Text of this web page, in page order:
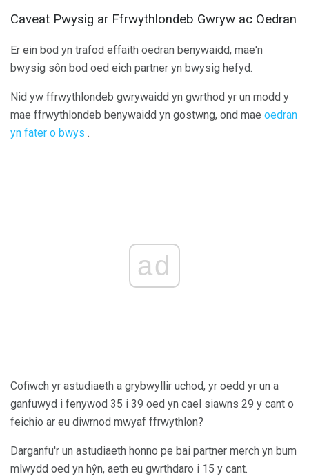
Caveat Pwysig ar Ffrwythlondeb Gwryw ac Oedran
Er ein bod yn trafod effaith oedran benywaidd, mae'n
bwysig sôn bod oed eich partner yn bwysig hefyd.
Nid yw ffrwythlondeb gwrywaidd yn gwrthod yr un modd y
mae ffrwythlondeb benywaidd yn gostwng, ond mae oedran
yn fater o bwys .
ad
Cofiwch yr astudiaeth a grybwyllir uchod, yr oedd yr un a
ganfuwyd i fenywod 35 i 39 oed yn cael siawns 29 y cant o
feichio ar eu diwrnod mwyaf ffrwythlon?
Darganfu'r un astudiaeth honno pe bai partner merch yn bum
mlwydd oed yn hŷn, aeth eu gwrthdaro i 15 y cant.